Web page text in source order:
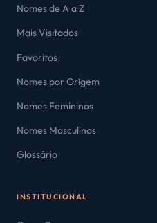
Nomes de A a Z
Mais Visitados
Favoritos
Nomes por Origem
Nomes Femininos
Nomes Masculinos
Glossário
INSTITUCIONAL